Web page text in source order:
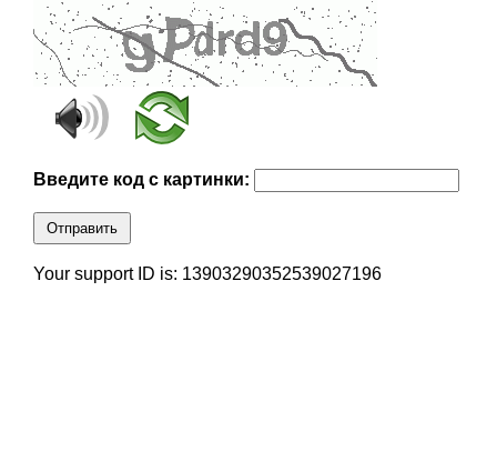
Введите код с картинки:
Отправить
Your support ID is: 13903290352539027196